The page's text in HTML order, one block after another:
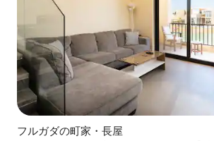
フルガダの町家・長屋